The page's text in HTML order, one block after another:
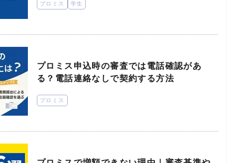
プロミス 学生
プロミス申込時の審査では電話確認があ
る？電話連絡なしで契約する方法
プロミス